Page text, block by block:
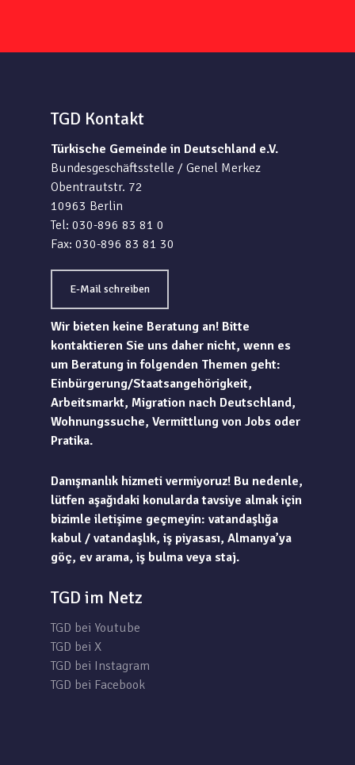
TGD Kontakt
Türkische Gemeinde in Deutschland e.V.
Bundesgeschäftsstelle / Genel Merkez
Obentrautstr. 72
10963 Berlin
Tel: 030-896 83 81 0
Fax: 030-896 83 81 30
E-Mail schreiben
Wir bieten keine Beratung an! Bitte
kontaktieren Sie uns daher nicht, wenn es
um Beratung in folgenden Themen geht:
Einbürgerung/Staatsangehörigkeit,
Arbeitsmarkt, Migration nach Deutschland,
Wohnungssuche, Vermittlung von Jobs oder
Pratika.
Danışmanlık hizmeti vermiyoruz! Bu nedenle,
lütfen aşağıdaki konularda tavsiye almak için
bizimle iletişime geçmeyin: vatandaşlığa
kabul / vatandaşlık, iş piyasası, Almanya’ya
göç, ev arama, iş bulma veya staj.
TGD im Netz
TGD bei Youtube
TGD bei X
TGD bei Instagram
TGD bei Facebook